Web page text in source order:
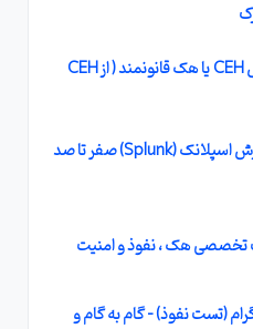
بهترین دوره آموزش CEH یا هک قانونمند ( از CEH
کاملترین دوره آموزش اسپلانک (Splunk) صفر تا صد
(تست نفوذ) - گام به گام و